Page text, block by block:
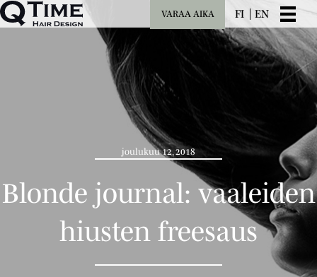
VARAA AIKA FI EN
joulukuu 12, 2018
Blonde journal: vaaleiden
hiusten freesaus